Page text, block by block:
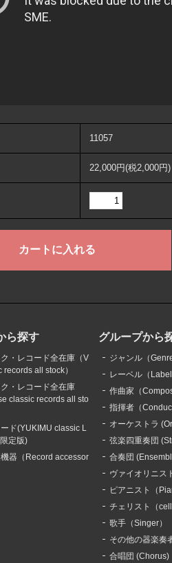
11057
22,000円(税2,000円)
ら探す
・レコード全在庫（V
all stock）
・レコード全在庫
classic records all sto
ド(YUKIMU classic L
定版)
器（Record accessor
グループから
ジャンル（Genre
レーベル（Label
作曲家（
指揮者（
オーケストラ
弦楽四重奏団
合奏団
ヴァイオリニス
ピアニスト（
チェリスト（
歌手（Singer）
その他の器楽奏
合唱団 (Chorus)